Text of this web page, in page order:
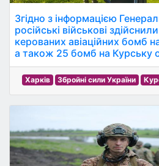
Згідно з інформацією
російські військові
керованих авіаційних бомб
а також 25 бомб на Курську
Харків Збройні сили України